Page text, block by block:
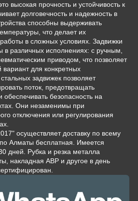
высокая прочность и устойчивость к
долговечность и надежность в
способны выдерживать
что делает их
в сложных условиях. Задвижки
в различных исполнениях: с ручным,
приводом, что позволяет
для конкретных
задвижек позволяет
поток, предотвращать
безопасность на
Они незаменимы при
отключения или регулирования
осуществляет доставку по всему
по Алматы бесплатная. Имеется
дней. Рубка и резка металла
накладная АВР и другое в день